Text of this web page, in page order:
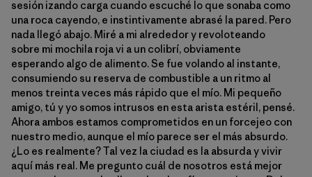
sesión izando carga cuando escuché lo que sonaba como
una roca cayendo, e instintivamente abrasé la pared. Pero
nada llegó abajo. Miré a mi alrededor y revoloteando
sobre mi mochila roja vi a un colibrí, obviamente
esperando algo de alimento. Se fue volando al instante,
consumiendo su reserva de combustible a un ritmo al
menos treinta veces más rápido que el mío. Mi pequeño
amigo, tú y yo somos intrusos en esta arista estéril, pensé.
Ahora ambos estamos comprometidos en un forcejeo con
nuestro medio, aunque el mío parece ser el más absurdo.
¿Lo es realmente? Tal vez la ciudad es la absurda y vivir
aquí más real. Me pregunto cuál de nosotros está mejor